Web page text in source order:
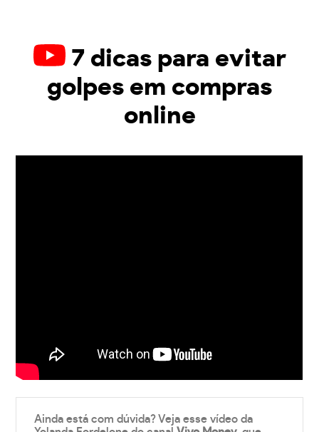
7 dicas para evitar
golpes em compras
online
Ainda está com dúvida? Veja esse vídeo da